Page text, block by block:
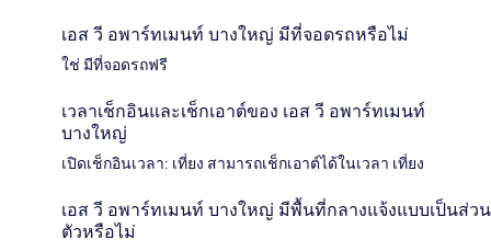
เอส วี อพาร์ทเมนท์ บางใหญ่ มีที่จอดรถหรือไม่
ใช่ มีที่จอดรถฟรี
เวลาเช็กอินและเช็กเอาต์ของ เอส วี อพาร์ทเมนท์
บางใหญ่
เปิดเช็กอินเวลา: เที่ยง สามารถเช็กเอาต์ได้ในเวลา เที่ยง
เอส วี อพาร์ทเมนท์ บางใหญ่ มีพื้นที่กลางแจ้งแบบเป็นส่วน
ตัวหรือไม่